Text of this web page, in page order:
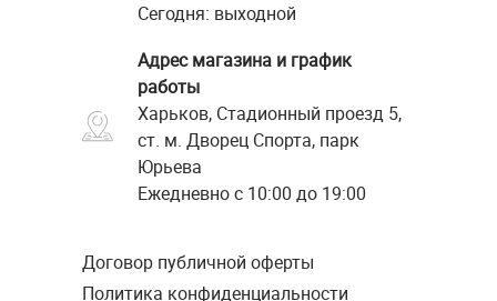
Сегодня: выходной
Адрес магазина и график
работы
Харьков, Стадионный проезд 5,
ст. м. Дворец Спорта, парк
Юрьева
Ежедневно с 10:00 до 19:00
Договор публичной оферты
Политика конфиденциальности